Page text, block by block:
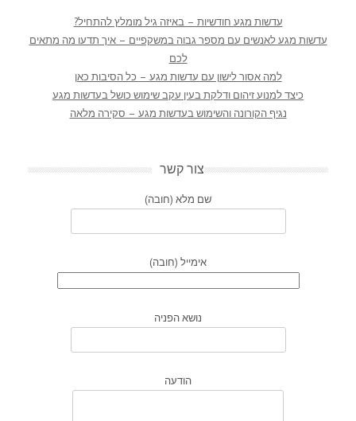
עדשות מגע חודשיות – באיזה גיל מומלץ להתחיל?
עדשות מגע לאנשים עם מספר גבוה במשקפיים – איך תדעו מה מתאים
לכם
למה אסור לישון עם עדשות מגע – כל הסיבות כאן
כיצד למנוע זיהום ודלקת בעין עקב שימוש כושל בעדשות מגע
נגיף הקורונה והשימוש בעדשות מגע – סקירה מלאה
צור קשר
שם מלא (חובה)
אימייל (חובה)
נושא הפניה
הודעה